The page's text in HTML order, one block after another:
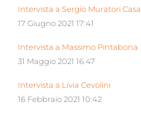
Intervista a Sergio Muratori
17 Giugno 2021 17:41
Intervista a Massimo Pintabona
31 Maggio 2021 16:47
Intervista a Livia Cevolini
16 Febbraio 2021 10:42